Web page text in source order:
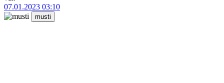
07.01.2023 03:10
musti